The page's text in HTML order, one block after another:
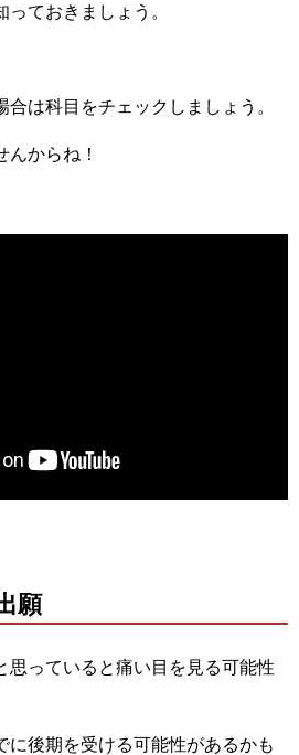
っておきましょう。
は科目をチェックしましょう。
からね！
願
思っていると痛い目を見る可能性
に後期を受ける可能性があるかも